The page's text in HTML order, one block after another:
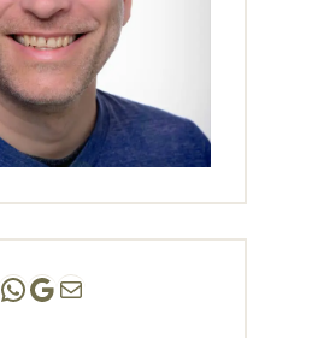
Andreas Scholz | (HPP)
Praxis Adlershof
E-Mail an mich ...